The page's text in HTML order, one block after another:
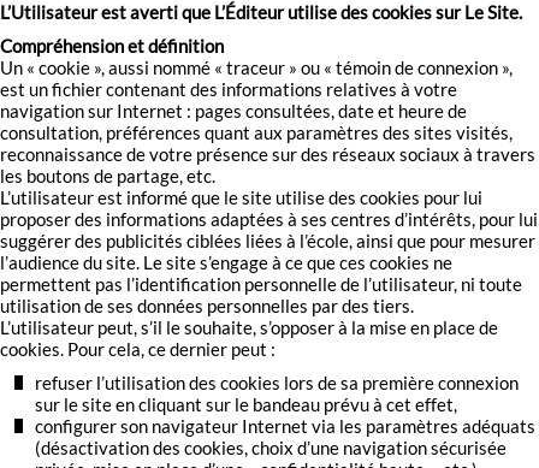
L’Utilisateur est averti que L’Éditeur utilise des cookies sur Le Site.
Compréhension et définition
Un « cookie », aussi nommé « traceur » ou « témoin de connexion »,
est un fichier contenant des informations relatives à votre
navigation sur Internet : pages consultées, date et heure de
consultation, préférences quant aux paramètres des sites visités,
reconnaissance de votre présence sur des réseaux sociaux à travers
les boutons de partage, etc.
L’utilisateur est informé que le site utilise des cookies pour lui
proposer des informations adaptées à ses centres d’intérêts, pour lui
suggérer des publicités ciblées liées à l’école, ainsi que pour mesurer
l’audience du site. Le site s’engage à ce que ces cookies ne
permettent pas l’identification personnelle de l’utilisateur, ni toute
utilisation de ses données personnelles par des tiers.
L’utilisateur peut, s’il le souhaite, s’opposer à la mise en place de
cookies. Pour cela, ce dernier peut :
refuser l’utilisation des cookies lors de sa première connexion
sur le site en cliquant sur le bandeau prévu à cet effet,
configurer son navigateur Internet via les paramètres adéquats
(désactivation des cookies, choix d’une navigation sécurisée